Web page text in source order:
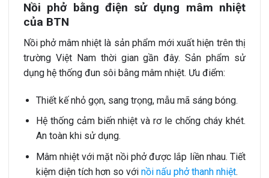
Nồi phở bằng điện sử dụng mâm nhiệt
của BTN
Nồi phở mâm nhiệt là sản phẩm mới xuất hiện trên thị
trường Việt Nam thời gian gần đây. Sản phẩm sử
dụng hệ thống đun sôi bằng mâm nhiệt. Ưu điểm:
Thiết kế nhỏ gọn, sang trọng, mẫu mã sáng bóng.
Hệ thống cảm biến nhiệt và rơ le chống cháy khét.
An toàn khi sử dụng.
Mâm nhiệt với mặt nồi phở được lắp liền nhau. Tiết
kiệm diện tích hơn so với nồi nấu phở thanh nhiệt.